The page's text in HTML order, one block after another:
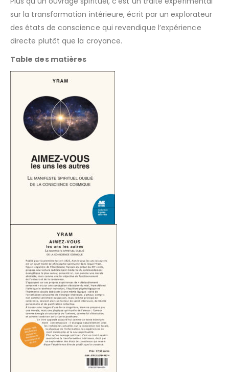
sur la transformation intérieure, écrit par un explorateur
des états de conscience qui revendique l’expérience
directe plutôt que la croyance.
Table des matières